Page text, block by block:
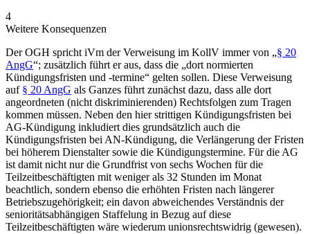
4
Weitere Konsequenzen
Der OGH spricht iVm der Verweisung im KollV immer von „§ 20
AngG“; zusätzlich führt er aus, dass die „dort normierten
Kündigungsfristen und -termine“ gelten sollen. Diese Verweisung
auf § 20 AngG als Ganzes führt zunächst dazu, dass alle dort
angeordneten (nicht diskriminierenden) Rechtsfolgen zum Tragen
kommen müssen. Neben den hier strittigen Kündigungsfristen bei
AG-Kündigung inkludiert dies grundsätzlich auch die
Kündigungsfristen bei AN-Kündigung, die Verlängerung der Fristen
bei höherem Dienstalter sowie die Kündigungstermine. Für die AG
ist damit nicht nur die Grundfrist von sechs Wochen für die
Teilzeitbeschäftigten mit weniger als 32 Stunden im Monat
beachtlich, sondern ebenso die erhöhten Fristen nach längerer
Betriebszugehörigkeit; ein davon abweichendes Verständnis der
senioritätsabhängigen Staffelung in Bezug auf diese
Teilzeitbeschäftigten wäre wiederum unionsrechtswidrig (gewesen).